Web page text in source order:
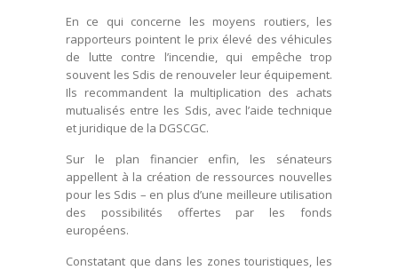
En ce qui concerne les moyens routiers, les
rapporteurs pointent le prix élevé des véhicules
de lutte contre l’incendie, qui empêche trop
souvent les Sdis de renouveler leur équipement.
Ils recommandent la multiplication des achats
mutualisés entre les Sdis, avec l’aide technique
et juridique de la DGSCGC.
Sur le plan financier enfin, les sénateurs
appellent à la création de ressources nouvelles
pour les Sdis – en plus d’une meilleure utilisation
des possibilités offertes par les fonds
européens.
Constatant que dans les zones touristiques, les